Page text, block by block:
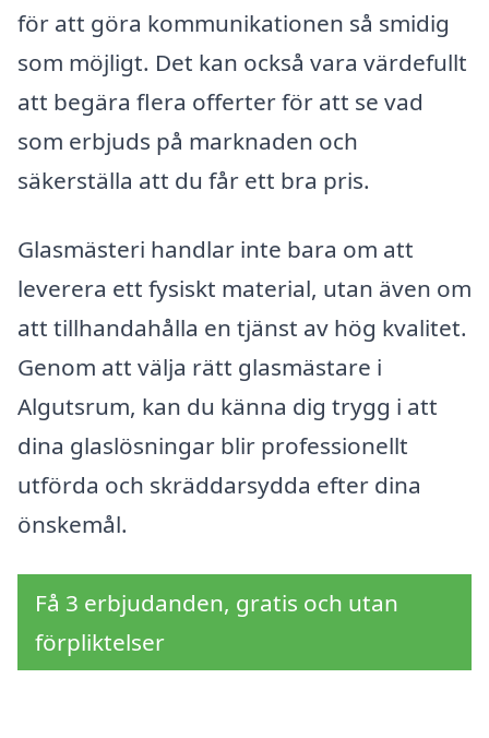
för att göra kommunikationen så smidig
som möjligt. Det kan också vara värdefullt
att begära flera offerter för att se vad
som erbjuds på marknaden och
säkerställa att du får ett bra pris.
Glasmästeri handlar inte bara om att
leverera ett fysiskt material, utan även om
att tillhandahålla en tjänst av hög kvalitet.
Genom att välja rätt glasmästare i
Algutsrum, kan du känna dig trygg i att
dina glaslösningar blir professionellt
utförda och skräddarsydda efter dina
önskemål.
Få 3 erbjudanden, gratis och utan
förpliktelser